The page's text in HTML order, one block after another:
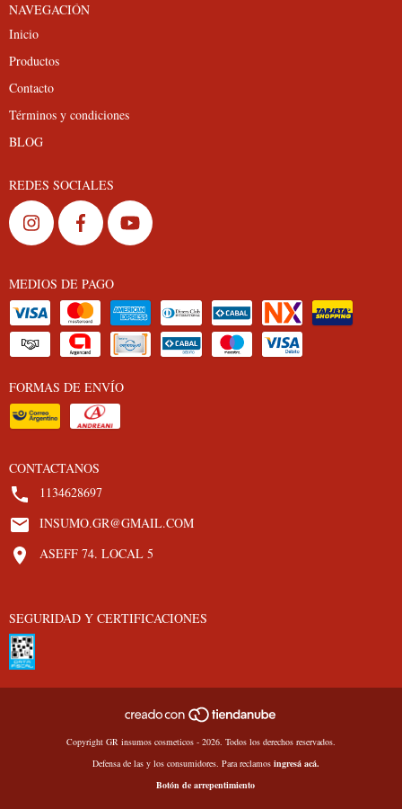
NAVEGACIÓN
Inicio
Productos
Contacto
Términos y condiciones
BLOG
REDES SOCIALES
MEDIOS DE PAGO
FORMAS DE ENVÍO
CONTACTANOS
1134628697
INSUMO.GR@GMAIL.COM
ASEFF 74. LOCAL 5
SEGURIDAD Y CERTIFICACIONES
Copyright GR insumos cosmeticos - 2026. Todos los derechos reservados.
Defensa de las y los consumidores. Para reclamos ingresá acá.
Botón de arrepentimiento